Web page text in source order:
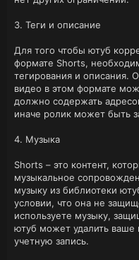
3. Теги и описание
Для того чтобы ютуб
формате Shorts,
тегирования и описания.
видео в этом формате
должно содержать
иначе ролик может быть
4. Музыка
Shorts – это контент,
музыкальное
музыку из библиотеки
условии, что она не
используете музыку,
ютуб может удалить ваше
учетную запись.